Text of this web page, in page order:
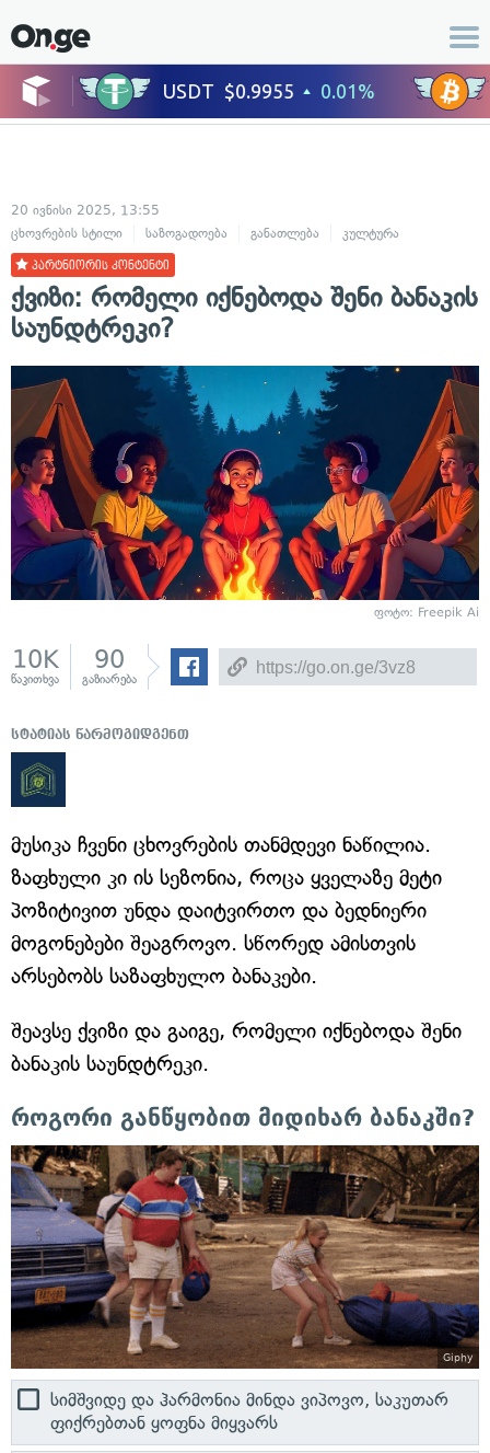
20 ივნისი 2025, 13:55
ცხოვრების სტილი
საზოგადოება განათლება კულტურა
პარტნიორის კონტენტი
ქვიზი: რომელი იქნებოდა შენი ბანაკის
საუნდტრეკი?
ფოტო: Freepik Ai
10K
წაკითხვა
90
გაზიარება
სტატიას წარმოგიდგენთ
მუსიკა ჩვენი ცხოვრების თანმდევი ნაწილია.
ზაფხული კი ის სეზონია, როცა ყველაზე მეტი
პოზიტივით უნდა დაიტვირთო და ბედნიერი
მოგონებები შეაგროვო. სწორედ ამისთვის
არსებობს საზაფხულო ბანაკები.
შეავსე ქვიზი და გაიგე, რომელი იქნებოდა შენი
ბანაკის საუნდტრეკი.
როგორი განწყობით მიდიხარ ბანაკში?
Giphy
სიმშვიდე და ჰარმონია მინდა ვიპოვო, საკუთარ
ფიქრებთან ყოფნა მიყვარს